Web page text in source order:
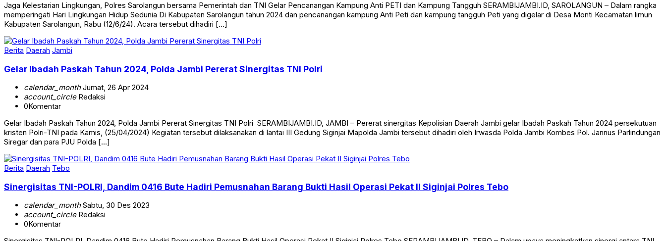
Jaga Kelestarian Lingkungan, Polres Sarolangun bersama Pemerintah dan TNI Gelar Pencanangan Kampung Anti PETI dan Kampung Tangguh SERAMBIJAMBI.ID, SAROLANGUN – Dalam rangka
memperingati Hari Lingkungan Hidup Sedunia Di Kabupaten Sarolangun tahun 2024 dan pencanangan kampung Anti Peti dan kampung tangguh Peti yang digelar di Desa Monti Kecamatan limun
Kabupaten Sarolangun, Rabu (12/6/24). Acara tersebut dihadiri […]
Berita Daerah Jambi
Gelar Ibadah Paskah Tahun 2024, Polda Jambi Pererat Sinergitas TNI Polri
calendar_monthJumat, 26 Apr 2024
account_circleRedaksi
0Komentar
Gelar Ibadah Paskah Tahun 2024, Polda Jambi Pererat Sinergitas TNI Polri SERAMBIJAMBI.ID, JAMBI – Pererat sinergitas Kepolisian Daerah Jambi gelar Ibadah Paskah Tahun 2024 persekutuan
kristen Polri-TNI pada Kamis, (25/04/2024) Kegiatan tersebut dilaksanakan di lantai III Gedung Siginjai Mapolda Jambi tersebut dihadiri oleh Irwasda Polda Jambi Kombes Pol. Jannus Parlindungan
Siregar dan para PJU Polda […]
Berita Daerah Tebo
Sinergisitas TNI-POLRI, Dandim 0416 Bute Hadiri Pemusnahan Barang Bukti Hasil Operasi Pekat II Siginjai Polres Tebo
calendar_monthSabtu, 30 Des 2023
account_circleRedaksi
0Komentar